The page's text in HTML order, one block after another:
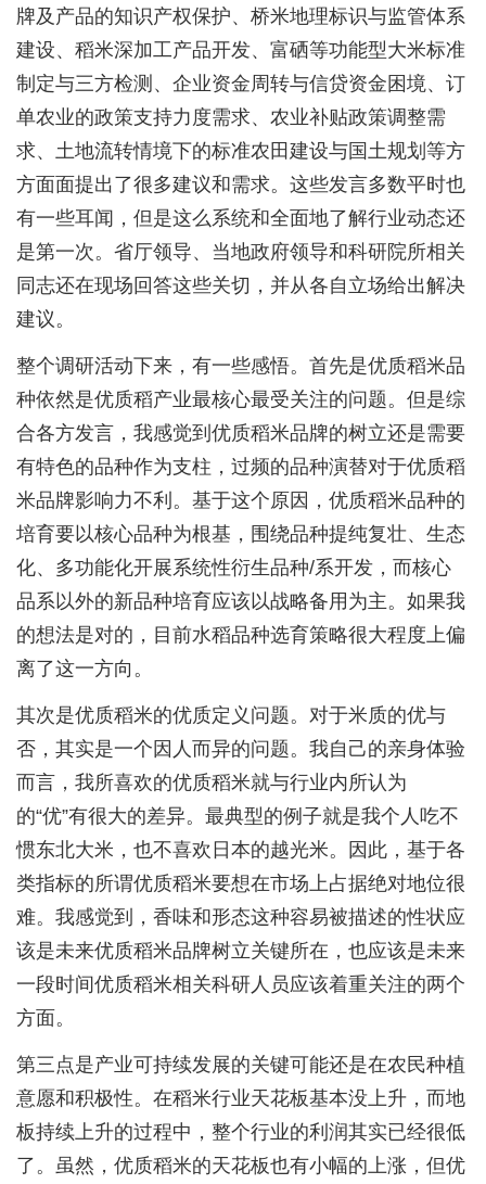
牌及产品的知识产权保护、桥米地理标识与监管体系
建设、稻米深加工产品开发、富硒等功能型大米标准
制定与三方检测、企业资金周转与信贷资金困境、订
单农业的政策支持力度需求、农业补贴政策调整需
求、土地流转情境下的标准农田建设与国土规划等方
方面面提出了很多建议和需求。这些发言多数平时也
有一些耳闻，但是这么系统和全面地了解行业动态还
是第一次。省厅领导、当地政府领导和科研院所相关
同志还在现场回答这些关切，并从各自立场给出解决
建议。
整个调研活动下来，有一些感悟。首先是优质稻米品
种依然是优质稻产业最核心最受关注的问题。但是综
合各方发言，我感觉到优质稻米品牌的树立还是需要
有特色的品种作为支柱，过频的品种演替对于优质稻
米品牌影响力不利。基于这个原因，优质稻米品种的
培育要以核心品种为根基，围绕品种提纯复壮、生态
化、多功能化开展系统性衍生品种/系开发，而核心
品系以外的新品种培育应该以战略备用为主。如果我
的想法是对的，目前水稻品种选育策略很大程度上偏
离了这一方向。
其次是优质稻米的优质定义问题。对于米质的优与
否，其实是一个因人而异的问题。我自己的亲身体验
而言，我所喜欢的优质稻米就与行业内所认为
的“优”有很大的差异。最典型的例子就是我个人吃不
惯东北大米，也不喜欢日本的越光米。因此，基于各
类指标的所谓优质稻米要想在市场上占据绝对地位很
难。我感觉到，香味和形态这种容易被描述的性状应
该是未来优质稻米品牌树立关键所在，也应该是未来
一段时间优质稻米相关科研人员应该着重关注的两个
方面。
第三点是产业可持续发展的关键可能还是在农民种植
意愿和积极性。在稻米行业天花板基本没上升，而地
板持续上升的过程中，整个行业的利润其实已经很低
了。虽然，优质稻米的天花板也有小幅的上涨，但优